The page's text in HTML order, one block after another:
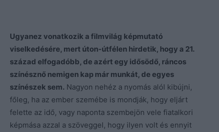
Ugyanez vonatkozik a filmvilág képmutató
viselkedésére, mert úton-útfélen hirdetik, hogy a 21.
század elfogadóbb, de azért egy idősödő, ráncos
színésznő nemigen kap már munkát, de egyes
színészek sem. Nagyon nehéz a nyomás alól kibújni,
főleg, ha az ember szemébe is mondják, hogy eljárt
felette az idő, vagy naponta szembejön vele fiatalkori
képmása azzal a szöveggel, hogy ilyen volt és ennyit